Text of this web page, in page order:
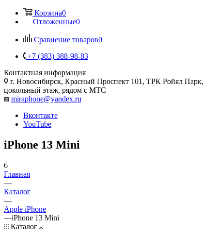
Корзина0
Отложенные0
Сравнение товаров0
+7 (383) 388-98-83
Контактная информация
г. Новосибирск, Красный Проспект 101, ТРК Ройял Парк,
цокольный этаж, рядом с МТС
miraphone@yandex.ru
Вконтакте
YouTube
iPhone 13 Mini
6
Главная
—
Каталог
—
Apple iPhone
—iPhone 13 Mini
Каталог